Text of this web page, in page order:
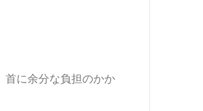
首に余分な負担のかか